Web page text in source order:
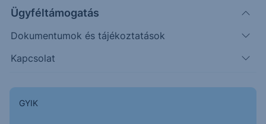
Ügyféltámogatás
Dokumentumok és tájékoztatások
Kapcsolat
GYIK
A csatorna alja és az 50 napos mozgóátlag egy
szinten tartózkodik jelen pillanatban, ami erős
kitartanak addig a bull irányú szcenáriókat hátrébb
kell sorolni.